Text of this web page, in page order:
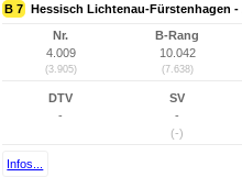
B 7 Hessisch Lichtenau-Fürstenhagen -
Nr.
4.009
(3.905)
B-Rang
10.042
(7.638)
DTV
-
SV
-
(-)
Infos...